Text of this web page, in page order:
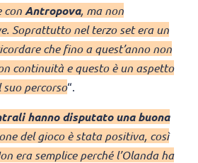
conAntropova, ma non
Soprattutto nel terzo set era un
che fino a quest’anno non
continuità e questo è un aspetto
percorso“.
hanno disputato una buona
del gioco è stata positiva, così
era semplice perché l’Olanda ha